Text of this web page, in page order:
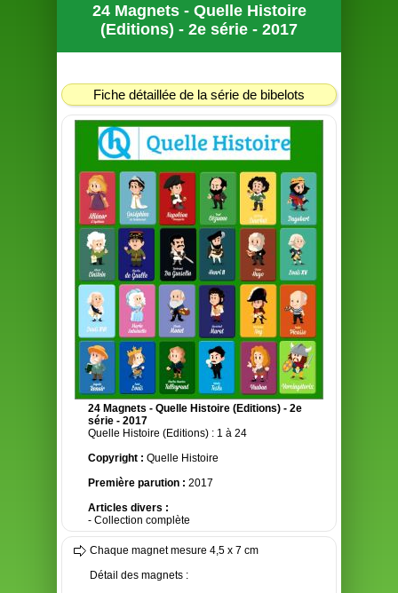
24 Magnets - Quelle Histoire
(Editions) - 2e série - 2017
Fiche détaillée de la série de bibelots
24 Magnets - Quelle Histoire (Editions) - 2e
série - 2017
Quelle Histoire (Editions) : 1 à 24
Copyright : Quelle Histoire
Première parution : 2017
Articles divers :
- Collection complète
Chaque magnet mesure 4,5 x 7 cm
Détail des magnets :